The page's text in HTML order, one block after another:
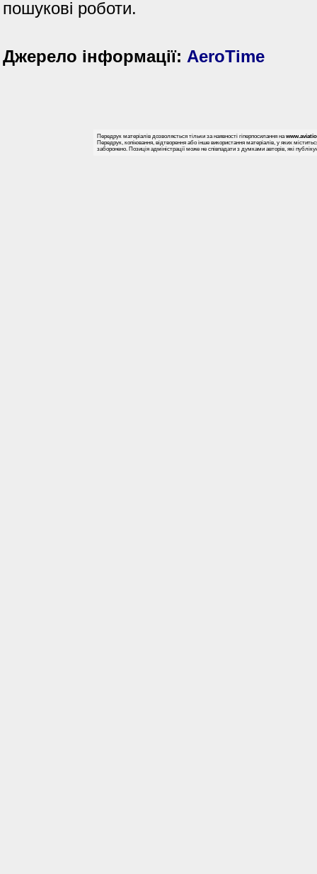
пошукові роботи.
Джерело інформації: AeroTime
Передрук матеріалів дозволяється тільки за наявності гіперпосилання на
Передрук, копіювання, відтворення або інше використання матеріалів, у яких
заборонено. Позиція адміністрації може не співпадати з думками авторів, які